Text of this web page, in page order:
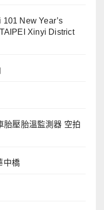
New Year’s
Xinyi District
胎壓胎溫監測器 空拍
中橋